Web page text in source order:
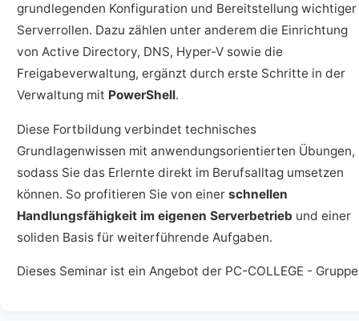
grundlegenden Konfiguration und Bereitstellung wichtiger
Serverrollen. Dazu zählen unter anderem die Einrichtung
von Active Directory, DNS, Hyper-V sowie die
Freigabeverwaltung, ergänzt durch erste Schritte in der
Verwaltung mit PowerShell.
Diese Fortbildung verbindet technisches
Grundlagenwissen mit anwendungsorientierten Übungen,
sodass Sie das Erlernte direkt im Berufsalltag umsetzen
können. So profitieren Sie von einer schnellen
Handlungsfähigkeit im eigenen Serverbetrieb und einer
soliden Basis für weiterführende Aufgaben.
Dieses Seminar ist ein Angebot der PC-COLLEGE -